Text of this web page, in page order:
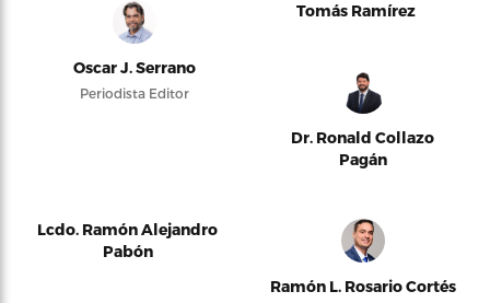
Oscar J. Serrano
Periodista Editor
Tomás Ramírez
Dr. Ronald Collazo
Pagán
Lcdo. Ramón Alejandro
Pabón
Ramón L. Rosario Cortés